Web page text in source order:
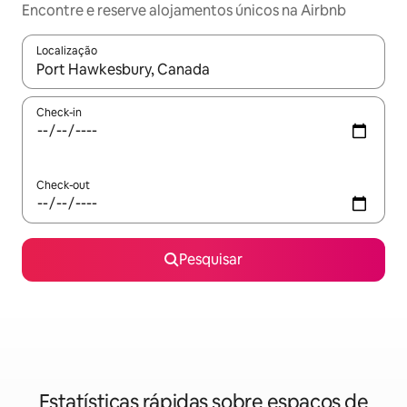
Encontre e reserve alojamentos únicos na Airbnb
Localização
Quando os resultados estiverem disponíveis, navegue com
Check-in
Check-out
Pesquisar